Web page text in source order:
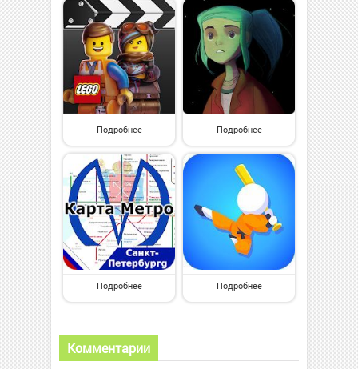
Подробнее Подробнее
Подробнее Подробнее
Комментарии